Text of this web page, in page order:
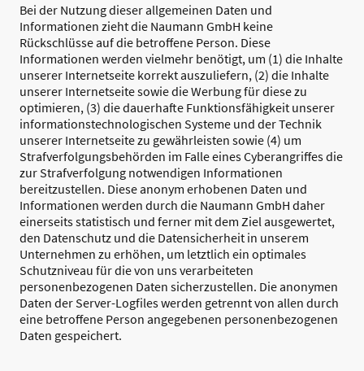
Bei der Nutzung dieser allgemeinen Daten und
Informationen zieht die Naumann GmbH keine
Rückschlüsse auf die betroffene Person. Diese
Informationen werden vielmehr benötigt, um (1) die Inhalte
unserer Internetseite korrekt auszuliefern, (2) die Inhalte
unserer Internetseite sowie die Werbung für diese zu
optimieren, (3) die dauerhafte Funktionsfähigkeit unserer
informationstechnologischen Systeme und der Technik
unserer Internetseite zu gewährleisten sowie (4) um
Strafverfolgungsbehörden im Falle eines Cyberangriffes die
zur Strafverfolgung notwendigen Informationen
bereitzustellen. Diese anonym erhobenen Daten und
Informationen werden durch die Naumann GmbH daher
einerseits statistisch und ferner mit dem Ziel ausgewertet,
den Datenschutz und die Datensicherheit in unserem
Unternehmen zu erhöhen, um letztlich ein optimales
Schutzniveau für die von uns verarbeiteten
personenbezogenen Daten sicherzustellen. Die anonymen
Daten der Server-Logfiles werden getrennt von allen durch
eine betroffene Person angegebenen personenbezogenen
Daten gespeichert.